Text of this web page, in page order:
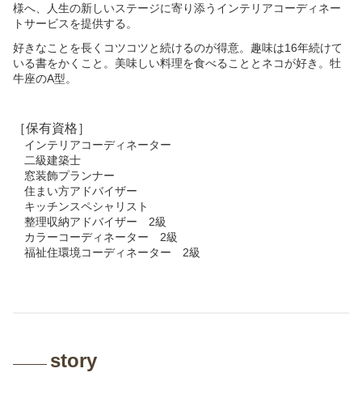
様へ、人生の新しいステージに寄り添うインテリアコーディネー
トサービスを提供する。
好きなことを長くコツコツと続けるのが得意。趣味は16年続けて
いる書をかくこと。美味しい料理を食べることとネコが好き。牡
牛座のA型。
［保有資格］
インテリアコーディネーター
二級建築士
窓装飾プランナー
住まい方アドバイザー
キッチンスペシャリスト
整理収納アドバイザー 2級
カラーコーディネーター 2級
福祉住環境コーディネーター 2級
story